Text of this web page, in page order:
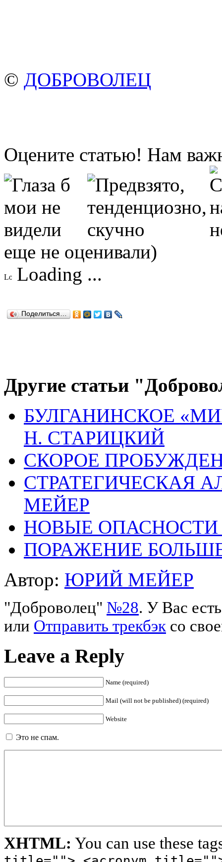
© ДОБРОВОЛЕЦ
Оцените статью! Нам
еще не оценивали)
Loading ...
Поделиться…
Другие статьи
БУЛГАНИНСКОЕ
Н. СТАРИЦКИЙ
СКОРОЕ
СТРАТЕГИЧЕСКАЯ
МЕЙЕР
НОВЫЕ
ПОРАЖЕНИЕ
Автор: ЮРИЙ МЕЙЕР
"Доброволец" №28. У Вас
или Отправить трекбэк со
Leave a Reply
Name (required)
Mail (will not be published) (required)
Website
Это не спам.
XHTML: You can use these